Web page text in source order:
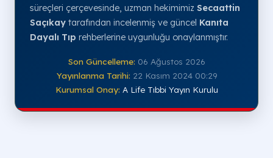
süreçleri çerçevesinde, uzman hekimimiz Secaattin
Saçıkay tarafından incelenmiş ve güncel Kanıta
Dayalı Tıp rehberlerine uygunluğu onaylanmıştır.
Son Güncelleme: 06 Ağustos 2026
Yayınlanma Tarihi: 22 Kasım 2024 00:29
Kurumsal Onay: A Life Tıbbi Yayın Kurulu